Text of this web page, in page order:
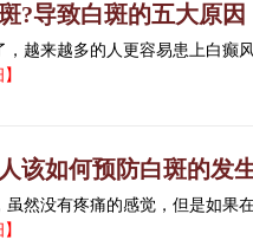
?导致白斑的五大原因
，越来越多的人更容易患上白癫
该如何预防白斑的发
虽然没有疼痛的感觉，但是如果